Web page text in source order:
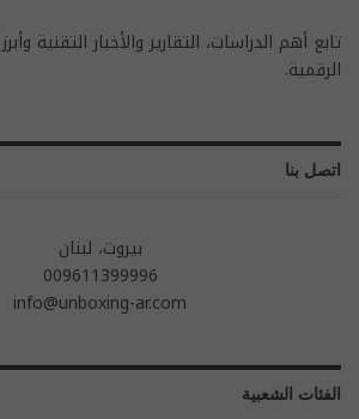
تابع أهم الدراسات، التقارير والأخبار التقنية
الرقمية.
اتصل بنا
بيروت، لبنان
009611399996
info@unboxing-ar.com
الفئات الشعبية